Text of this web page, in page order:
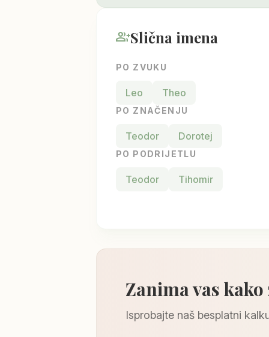
group_addSlična imena
PO ZVUKU
Leo Theo
PO ZNAČENJU
Teodor Dorotej
PO PODRIJETLU
Teodor Tihomir
Zanima vas
Isprobajte naš besplatni